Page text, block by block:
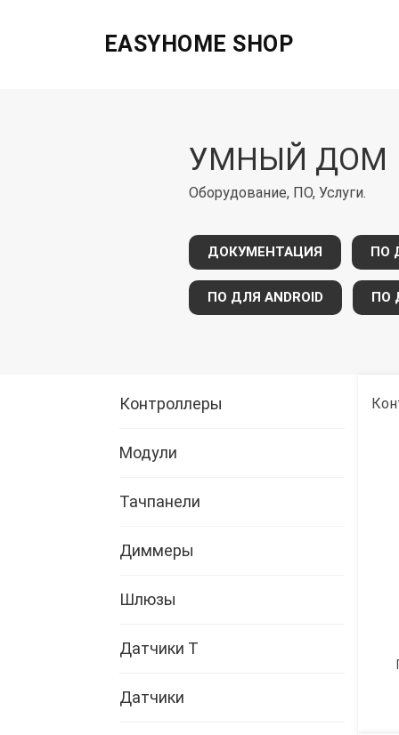
EASYHOME SHOP
УМНЫЙ ДОМ
Оборудование, ПО, Услуги.
ДОКУМЕНТАЦИЯ ПО
ПО ДЛЯ ANDROID ПО
Контроллеры
Модули
Тачпанели
Диммеры
Шлюзы
Датчики Т
Датчики